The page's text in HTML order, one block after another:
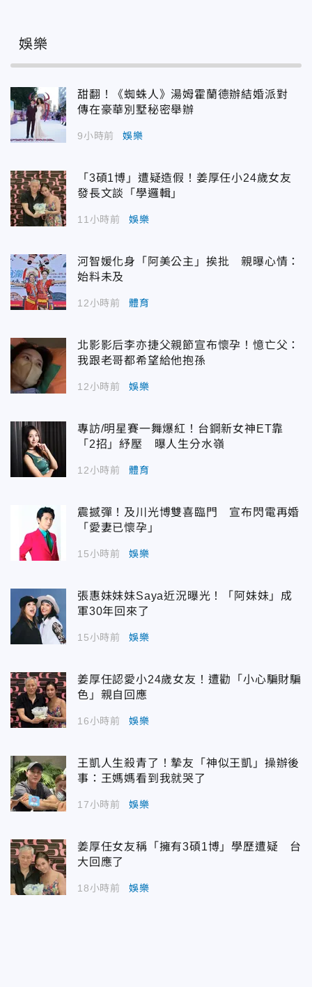
娛樂
甜翻！《蜘蛛人》湯姆霍蘭德辦結婚派對
傳在豪華別墅秘密舉辦
9小時前 娛樂
「3碩1博」遭疑造假！姜厚任小24歲女友
發長文談「學邏輯」
11小時前 娛樂
河智媛化身「阿美公主」挨批 親曝心情：
始料未及
12小時前 體育
北影影后李亦捷父親節宣布懷孕！憶亡父：
我跟老哥都希望給他抱孫
12小時前 娛樂
專訪/明星賽一舞爆紅！台鋼新女神ET靠
「2招」紓壓 曝人生分水嶺
12小時前 體育
震撼彈！及川光博雙喜臨門 宣布閃電再婚
「愛妻已懷孕」
15小時前 娛樂
張惠妹妹妹Saya近況曝光！「阿妹妹」成
軍30年回來了
15小時前 娛樂
姜厚任認愛小24歲女友！遭勸「小心騙財騙
色」親自回應
16小時前 娛樂
王凱人生殺青了！摯友「神似王凱」操辦後
事：王媽媽看到我就哭了
17小時前 娛樂
姜厚任女友稱「擁有3碩1博」學歷遭疑 台
大回應了
18小時前 娛樂